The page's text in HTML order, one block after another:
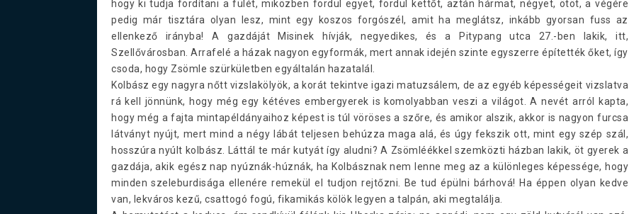
hogy ki tudja fordítani a fülét, miközben fordul egyet, fordul kettőt, aztán hármat, négyet, ötöt, a végére
pedig már tisztára olyan lesz, mint egy koszos forgószél, amit ha meglátsz, inkább gyorsan fuss az
ellenkező irányba! A gazdáját Misinek hívják, negyedikes, és a Pitypang utca 27.-ben lakik, itt,
Szellővárosban. Arrafelé a házak nagyon egyformák, mert annak idején szinte egyszerre építették őket, így
csoda, hogy Zsömle szürkületben egyáltalán hazatalál.
Kolbász egy nagyra nőtt vizslakölyök, a korát tekintve igazi matuzsálem, de az egyéb képességeit vizslatva
rá kell jönnünk, hogy még egy kétéves embergyerek is komolyabban veszi a világot. A nevét arról kapta,
hogy még a fajta mintapéldányaihoz képest is túl vöröses a szőre, és amikor alszik, akkor is nagyon furcsa
látványt nyújt, mert mind a négy lábát teljesen behúzza maga alá, és úgy fekszik ott, mint egy szép szál,
hosszúra nyúlt kolbász. Láttál te már kutyát így aludni? A Zsömléékkel szemközti házban lakik, öt gyerek a
gazdája, akik egész nap nyúznák-húznák, ha Kolbásznak nem lenne meg az a különleges képessége, hogy
minden szeleburdisága ellenére remekül el tudjon rejtőzni. Be tud épülni bárhová! Ha éppen olyan kedve
van, lekváros kezű, csattogó fogú, fikamikás kölök legyen a talpán, aki megtalálja.